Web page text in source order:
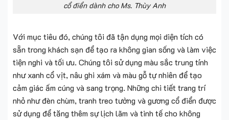
cổ điển dành cho Ms. Thùy Anh
Với mục tiêu đó, chúng tôi đã tận dụng mọi diện tích có
sẵn trong khách sạn để tạo ra không gian sống và làm việc
tiện nghi và tối ưu. Chúng tôi sử dụng màu sắc trung tính
như xanh cổ vịt, nâu ghi xám và màu gỗ tự nhiên để tạo
cảm giác ấm cúng và sang trọng. Những chi tiết trang trí
nhỏ như đèn chùm, tranh treo tường và gương cổ điển được
sử dụng để tăng thêm sự lịch lãm và tinh tế cho không